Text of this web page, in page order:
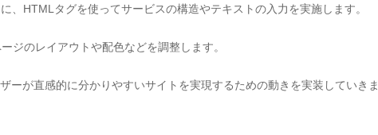
HTMLタグを使ってサービスの構造やテキストの入力を実施します。
ジのレイアウトや配色などを調整します。
が直感的に分かりやすいサイトを実現するための動きを実装していきま